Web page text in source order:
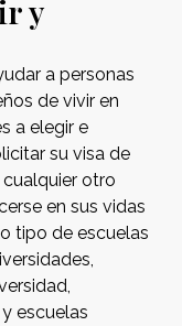
y
a personas
de vivir en
a elegir e
su visa de
otro
en sus vidas
tipo de escuelas
escuelas